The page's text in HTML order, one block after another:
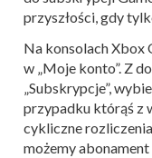
przyszłości, gdy
Na konsolach Xbox
w „Moje konto”. Z
„Subskrypcje”,
przypadku którąś z
cykliczne
możemy abonament